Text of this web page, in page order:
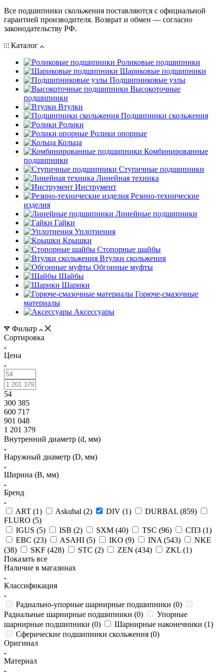
Все подшипники скольжения поставляются с официальной
гарантией производителя. Возврат и обмен — согласно
законодательству РФ.
Каталог
Роликовые подшипники
Шариковые подшипники
Подшипниковые узлы
Высокоточные
подшипники
Втулки
Подшипники скольжения
Ролики
Ролики опорные
Кольца
Комбинированные
подшипники
Ступичные подшипники
Линейная техника
Инструмент
Резино-технические
изделия
Линейные подшипники
Гайки
Уплотнения
Крышки
Стопорные шайбы
Втулки скольжения
Обгонные муфты
Шайбы
Шарики
Горюче-смазочные
материалы
Аксессуары
Фильтр
Сортировка
Цена
54
300 385
600 717
901 048
1 201 379
Внутренний диаметр (d, мм)
Наружный диаметр (D, мм)
Ширина (B, мм)
Бренд
ART (1) Askubal (2) DIV (1) DURBAL (859)
FLURO (5)
IGUS (5) ISB (2) SXM (40) TSC (96) СПЗ (1)
EBC (23) ASAHI (5) IKO (9) INA (543)
NKE
(38) SKF (428) STC (2) ZEN (434) ZKL (1)
Показать все
Наличие в магазинах
Классификация
Радиально-упорные шарнирные подшипники (0)
Радиальные шарнирные подшипники (0)
Упорные
шарнирные подшипники (0) Шарнирные наконечники (1)
Сферические подшипники скольжения (0)
Оригинал
Материал